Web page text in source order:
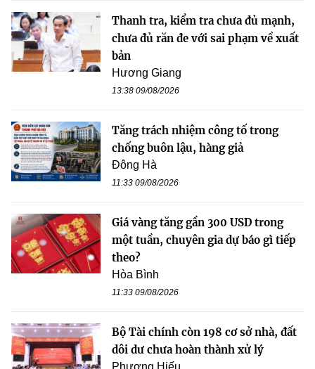
Thanh tra, kiểm tra chưa đủ mạnh,
chưa đủ răn đe với sai phạm về xuất
bản
Hương Giang
13:38 09/08/2026
Tăng trách nhiệm công tố trong
chống buôn lậu, hàng giả
Đông Hà
11:33 09/08/2026
Giá vàng tăng gần 300 USD trong
một tuần, chuyên gia dự báo gì tiếp
theo?
Hòa Bình
11:33 09/08/2026
Bộ Tài chính còn 198 cơ sở nhà, đất
dôi dư chưa hoàn thành xử lý